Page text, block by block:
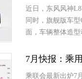
近日，东风风神
同时，旗舰版车
面，车辆整体造
7月快报：乘
乘联会最新出炉7